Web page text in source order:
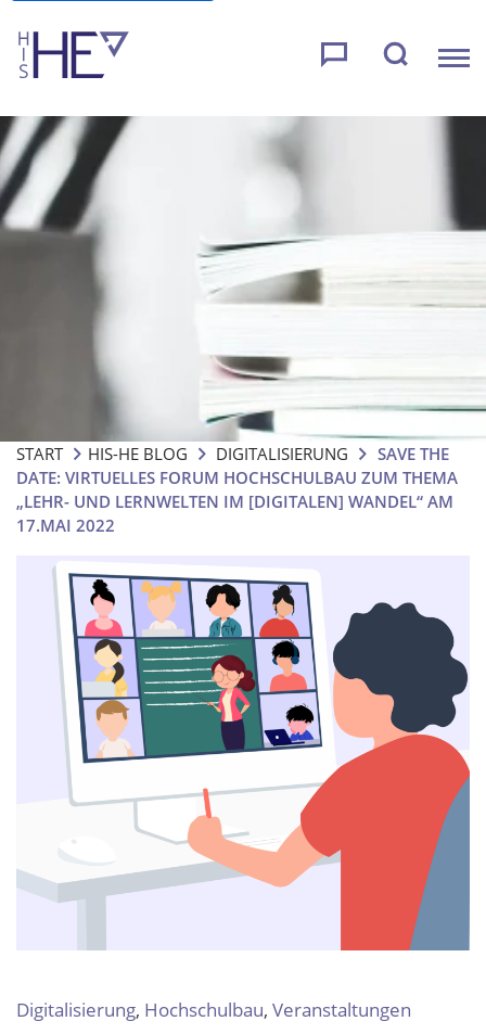
START HIS-HE BLOG DIGITALISIERUNG
SAVE THE
DATE: VIRTUELLES FORUM HOCHSCHULBAU ZUM THEMA
„LEHR- UND LERNWELTEN IM [DIGITALEN] WANDEL“ AM
17.MAI 2022
Digitalisierung, Hochschulbau, Veranstaltungen